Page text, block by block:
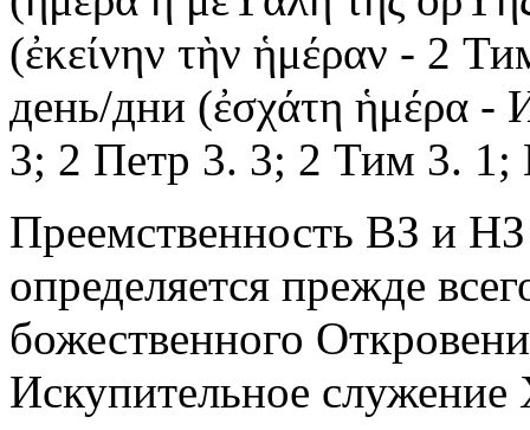
(ἐκείνην τὴν ἡμέραν - 2
день/дни (ἐσχάτη ἡμέρα
3; 2 Петр 3. 3; 2 Тим 3. 1;
Преемственность ВЗ и
определяется прежде
божественного
Искупительное